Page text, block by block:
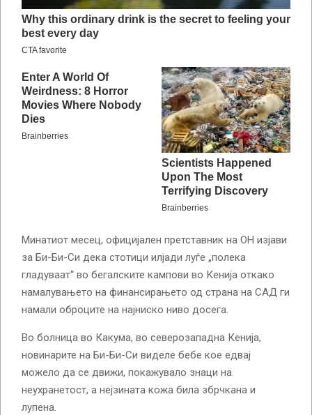
Минатиот месец, официјален претставник на ОН изјави
за Би-Би-Си дека стотици илјади луѓе „полека
гладуваат“ во бегалските кампови во Кенија откако
намалувањето на финансирањето од страна на САД ги
намали оброците на најниско ниво досега.
Во болница во Какума, во северозападна Кенија,
новинарите на Би-Би-Си виделе бебе кое едвај
можело да се движи, покажувало знаци на
неухранетост, а нејзината кожа била збрчкана и
лупена.